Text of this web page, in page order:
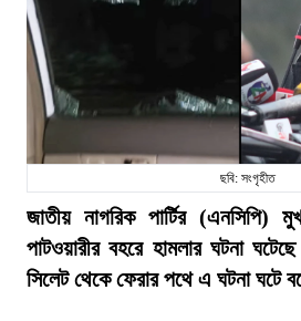
ছবি: সংগৃহীত
জাতীয় নাগরিক পার্টির (এনসিপি)
পাটওয়ারীর বহরে হামলার ঘটনা
সিলেট থেকে ফেরার পথে এ ঘটনা ঘটে